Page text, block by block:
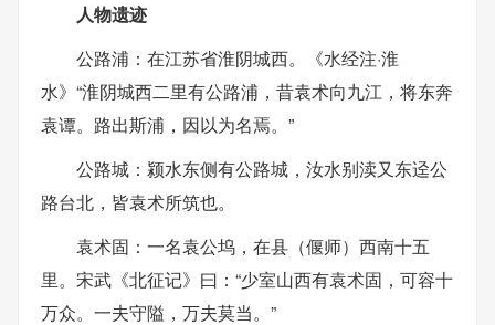
人物遗迹
公路浦：在江苏省淮阴城西。《水经注·淮
水》“淮阴城西二里有公路浦，昔袁术向九江，将东奔
袁谭。路出斯浦，因以为名焉。”
公路城：颍水东侧有公路城，汝水别渎又东迳公
路台北，皆袁术所筑也。
袁术固：一名袁公坞，在县（偃师）西南十五
里。宋武《北征记》曰：“少室山西有袁术固，可容十
万众。一夫守隘，万夫莫当。”